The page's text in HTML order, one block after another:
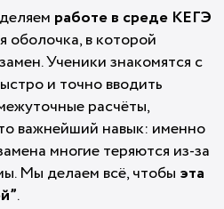
работе в среде КЕГЭ
оболочка, в которой
Ученики знакомятся с
и точно вводить
расчёты,
важнейший навык: именно
многие теряются из-за
Мы делаем всё, чтобы эта
.